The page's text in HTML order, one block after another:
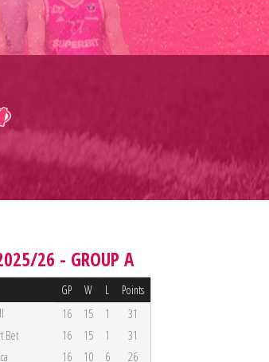
26 - GROUP A
GP W L Points
16 15 1
31
Bet 16 15 1
31
16 10 6
26